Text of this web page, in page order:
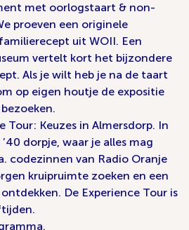
met oorlogstaart & non-
proeven een originele
uit WOII. Een
vertelt kort het bijzondere
Als je wilt heb je na de taart
op eigen houtje de expositie
Tour: Keuzes in Almersdorp. In
dorpje, waar je alles mag
codezinnen van Radio Oranje
kruipruimte zoeken en een
De Experience Tour is